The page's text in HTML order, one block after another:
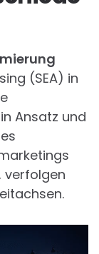
(SEA) in
Ansatz und
verfolgen